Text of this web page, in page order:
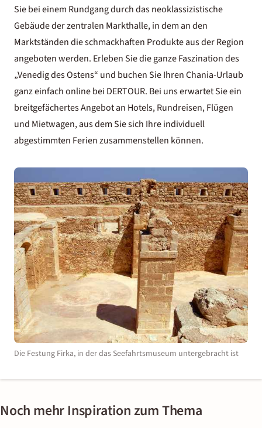
Sie bei einem Rundgang durch das neoklassizistische
Gebäude der zentralen Markthalle, in dem an den
Marktständen die schmackhaften Produkte aus der Region
angeboten werden. Erleben Sie die ganze Faszination des
„Venedig des Ostens“ und buchen Sie Ihren Chania-Urlaub
ganz einfach online bei DERTOUR. Bei uns erwartet Sie ein
breitgefächertes Angebot an Hotels, Rundreisen, Flügen
und Mietwagen, aus dem Sie sich Ihre individuell
abgestimmten Ferien zusammenstellen können.
Die Festung Firka, in der das Seefahrtsmuseum untergebracht ist
Noch mehr Inspiration zum Thema